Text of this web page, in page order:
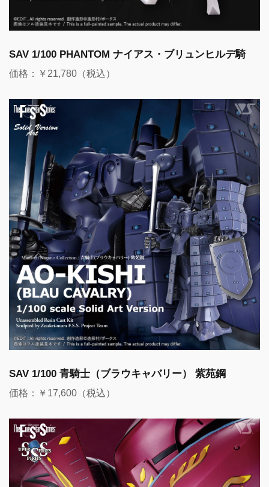
SAV 1/100 PHANTOM ナイアス・ブリュンヒルデ騎
価格：￥21,780（税込）
SAV 1/100 青騎士（ブラウキャバリー） 紫苑鋼
価格：￥17,600（税込）